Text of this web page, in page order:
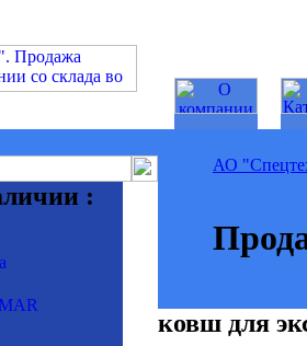
:
АО
ковш для